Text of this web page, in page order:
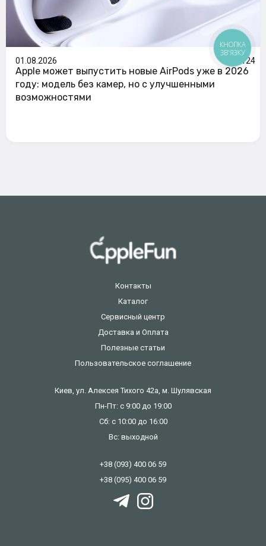
01.08.2026 124
Apple может выпустить новые AirPods уже в 2026
году: модель без камер, но с улучшенными
возможностями
Контакты
Каталог
Сервисный центр
Доставка и Оплата
Полезные статьи
Пользовательское соглашение
Киев, ул. Алексея Тихого 42а, м. Шулявская
Пн-Пт: с 9:00 до 19:00
Сб: с 10:00 до 16:00
Вс: выходной
+38 (093) 400 06 59
+38 (095) 400 06 59
КНОПКА
ЗВ'ЯЗКУ